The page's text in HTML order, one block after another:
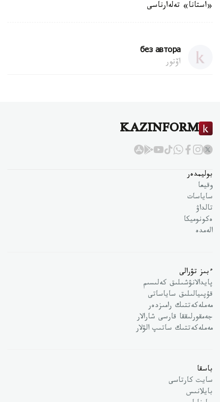
«استانا» تەلەارناسى
без автора
اۆتور
KAZINFORM
بوليمدەر
وقيعا
ساياسات
تالداۋ
ەكونوميكا
الەمدە
ءبىز تۋرالى
پايدالانۋشىلىق كەلىسىم
قۇپىيالىلىق ساياساتى
مەملەكەتتىك رامىزدەر
جەمقورلىققا قارسى شارالار
مەملەكەتتىك ساتىپ الۋلار
باسقا
سايت كارتاسى
بايلانىس